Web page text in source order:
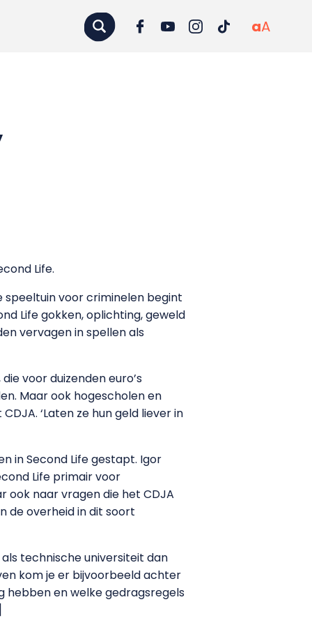
aA
Life.
speeltuin voor criminelen begint
Life gokken, oplichting, geweld
vervagen in spellen als
voor duizenden euro’s
Maar ook hogescholen en
‘Laten ze hun geld liever in
in Second Life gestapt. Igor
Life primair voor
ook naar vragen die het CDJA
de overheid in dit soort
technische universiteit dan
kom je er bijvoorbeeld achter
hebben en welke gedragsregels